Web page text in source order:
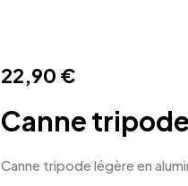
22,90 €
Canne tripode
Canne tripode légère en